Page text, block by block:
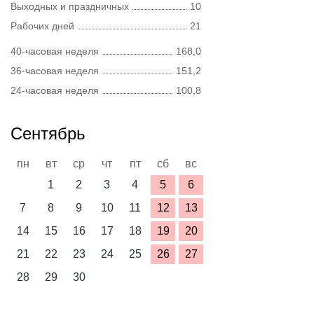
Выходных и праздничных
10
Рабочих дней
21
40-часовая неделя
168,0
36-часовая неделя
151,2
24-часовая неделя
100,8
Сентябрь
пн вт ср чт пт сб
вс
1
2 3 4 5
6
7
8 9 10 11 12
13
14
15 16 17 18 19
20
21
22 23 24 25 26
27
28
29 30